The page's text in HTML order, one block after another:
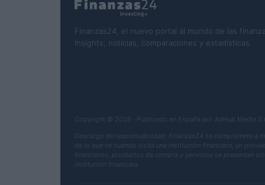
Finanzas24, el nuevo portal al mundo de las
Insights, noticias, comparaciones y estadísticas.
Copyright © 2026 · Publicado en España por AdHub Media
Descargo de responsabilidad: Finanzas24 se compromete a
de lo que ve cuando visita una institución financiera, un
financieros, productos de compra y servicios se presentan
institución financiera.